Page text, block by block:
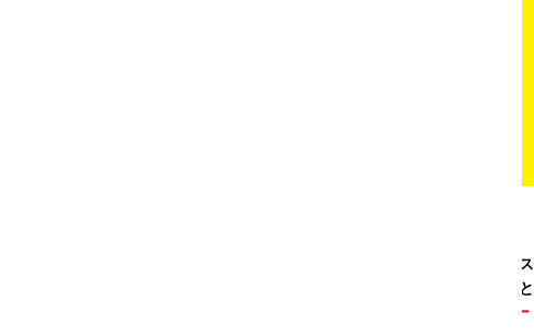
。ガソリンス
タンドや整備工場の既存インフラを活用すること
リー